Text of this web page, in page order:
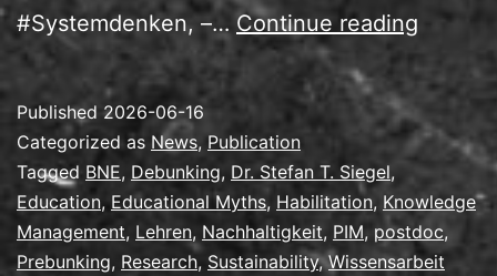
#Systemdenken, –… Continue reading Mit
zur
Published 2026-06-16
Categorized as News,Publication
Tagged BNE, Debunking, Dr. Stefan T. Siegel,
Education,Educational Myths, Habilitation, Knowledge
Management, Lehren, Nachhaltigkeit, PIM, postdoc,
Prebunking, Research, Sustainability,Wissensarbeit